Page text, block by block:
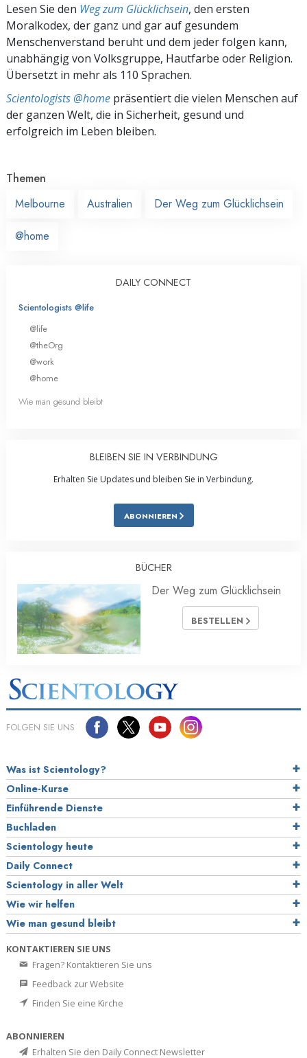
Lesen Sie den Weg zum Glücklichsein, den ersten
Moralkodex, der ganz und gar auf gesundem
Menschenverstand beruht und dem jeder folgen kann,
unabhängig von Volksgruppe, Hautfarbe oder Religion.
Übersetzt in mehr als 110 Sprachen.
Scientologists @home präsentiert die vielen Menschen auf
der ganzen Welt, die in Sicherheit, gesund und
erfolgreich im Leben bleiben.
Themen
Melbourne
Australien Der Weg zum Glücklichsein
@home
DAILY CONNECT
Scientologists @life
@life
@theOrg
@work
@home
Wie man gesund bleibt
BLEIBEN SIE IN VERBINDUNG
Erhalten Sie Updates und bleiben Sie in Verbindung.
ABONNIEREN
BÜCHER
Der Weg zum Glücklichsein
BESTELLEN
FOLGEN SIE UNS
Was ist Scientology?
Online-Kurse
Einführende Dienste
Buchladen
Scientology heute
Daily Connect
Scientology in aller Welt
Wie wir helfen
Wie man gesund bleibt
KONTAKTIEREN SIE UNS
Fragen? Kontaktieren Sie uns
Feedback zur Website
Finden Sie eine Kirche
ABONNIEREN
Erhalten Sie den Daily Connect Newsletter